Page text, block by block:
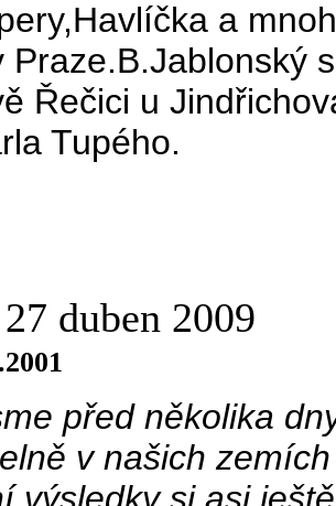
a
Praze.B.Jablonský
Řečici u
Tupého.
duben 2009
před několika
v našich
výsledky si asi